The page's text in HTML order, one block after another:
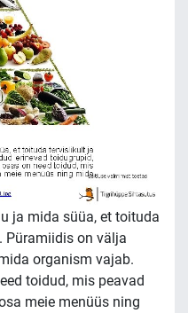
ja mida süüa, et toituda
on välja
organism vajab.
toidud, mis peavad
meie menüüs ning